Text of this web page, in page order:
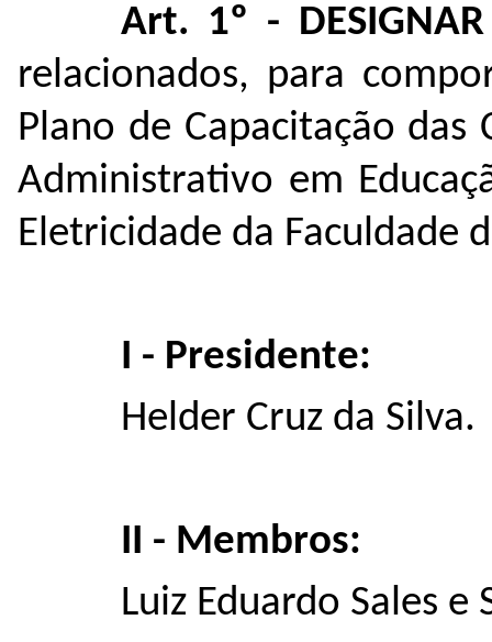
Art. 1º - DESIGNAR
relacionados, para
Plano de Capacitação das
Administrativo em
Eletricidade da Faculdade
I - Presidente:
Helder Cruz da Silva.
II - Membros:
Luiz Eduardo Sales e